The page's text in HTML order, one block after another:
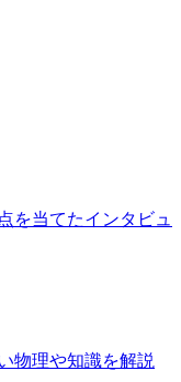
を当てたインタビュ
物理や知識を解説